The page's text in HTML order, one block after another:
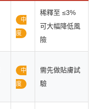
中
度
稀釋至 ≤3%
可大幅降低風
險
中
度
需先做貼膚試
驗